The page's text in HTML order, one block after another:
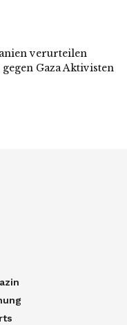
verurteilen
Gaza Aktivisten